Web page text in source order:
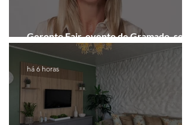
Geronto Fair, evento de Gramado, será
realizada em formato digital
há 6 horas